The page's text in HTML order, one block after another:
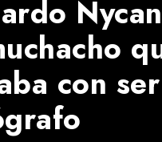
con ser